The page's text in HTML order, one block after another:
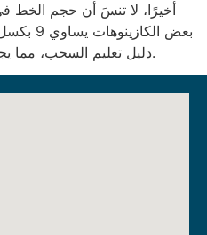
أخيرًا، لا تنسَ أن حجم الخط
بعض
دليل تعليم السحب، مما يجعل قراءة التفاصيل صعبًا للغاية.